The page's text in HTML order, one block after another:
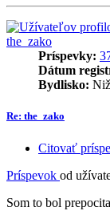
the_zako
Príspevky:
Dátum
Bydlisko:
Re: the_zako
Citovať
Príspevok od
Som to bol